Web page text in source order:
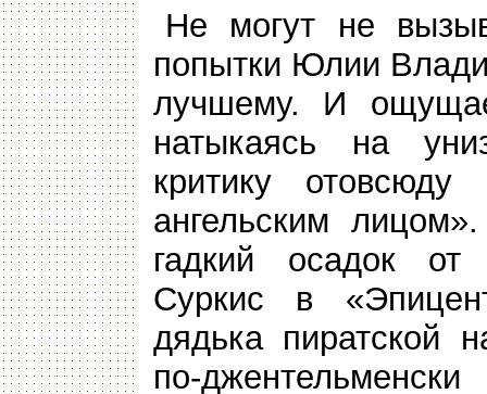
Не могут не
попытки Юлии
лучшему. И
натыкаясь на
критику
ангельским
гадкий осадок от
Суркис в
дядька пиратской
по-